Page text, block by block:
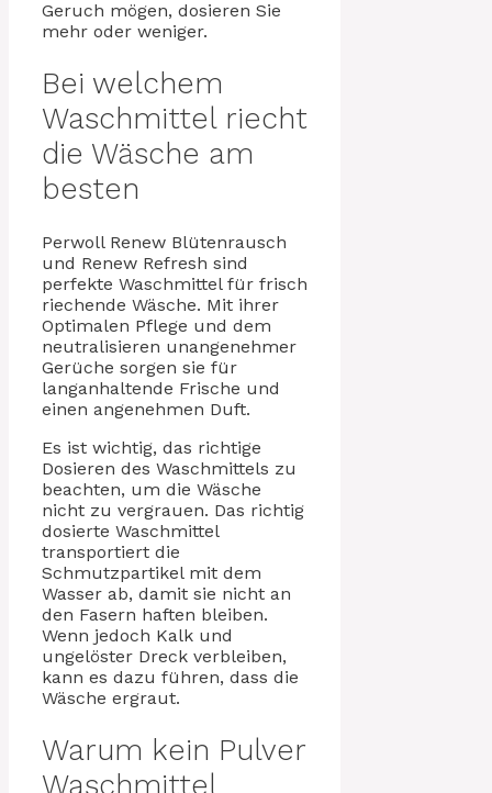
Geruch mögen, dosieren Sie
mehr oder weniger.
Bei welchem
Waschmittel riecht
die Wäsche am
besten
Perwoll Renew Blütenrausch
und Renew Refresh sind
perfekte Waschmittel für frisch
riechende Wäsche. Mit ihrer
Optimalen Pflege und dem
neutralisieren unangenehmer
Gerüche sorgen sie für
langanhaltende Frische und
einen angenehmen Duft.
Es ist wichtig, das richtige
Dosieren des Waschmittels zu
beachten, um die Wäsche
nicht zu vergrauen. Das richtig
dosierte Waschmittel
transportiert die
Schmutzpartikel mit dem
Wasser ab, damit sie nicht an
den Fasern haften bleiben.
Wenn jedoch Kalk und
ungelöster Dreck verbleiben,
kann es dazu führen, dass die
Wäsche ergraut.
Warum kein Pulver
Waschmittel